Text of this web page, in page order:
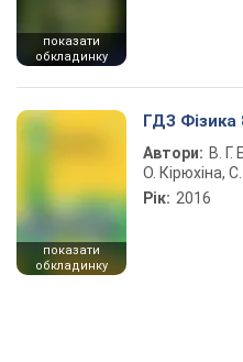
показати
обкладинку
показати
обкладинку
ГДЗ Фізика
Автори: В. Г.
О. Кірюхіна,
Рік: 2016